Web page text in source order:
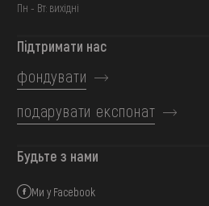
Пн - Вт: вихідні
Підтримати нас
фондувати
подарувати експонат
Будьте з нами
Ми у Facebook